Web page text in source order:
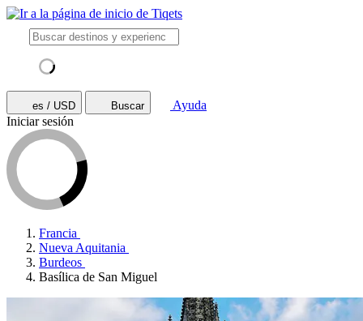
es / USD Buscar
Ayuda
Iniciar sesión
Francia
Nueva Aquitania
Burdeos
Basílica de San Miguel